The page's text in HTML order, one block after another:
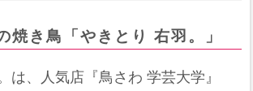
焼き鳥「やきとり 右羽。」
は、人気店『鳥さわ 学芸大学』